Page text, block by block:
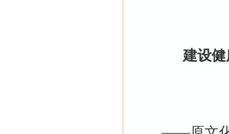
建设